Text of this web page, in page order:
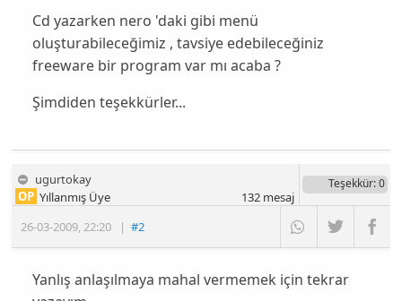
Cd yazarken nero 'daki gibi menü
oluşturabileceğimiz , tavsiye edebileceğiniz
freeware bir program var mı acaba ?
Şimdiden teşekkürler...
ugurtokay
26-03-2009,22:20 |#2
OP Yıllanmış Üye
Teşekkür: 0
132mesaj
Yanlış anlaşılmaya mahal vermemek için tekrar